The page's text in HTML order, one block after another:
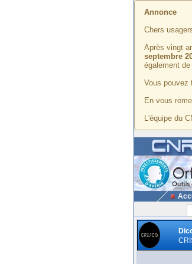
Annonce
Chers
Après vingt
septembre
également
Vous pouvez
En vous
L'équipe du